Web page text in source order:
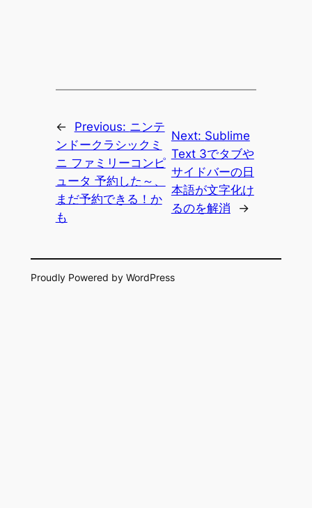
← Previous: ニンテ
ンドークラシックミ
ニ ファミリーコンピ
ュータ 予約した～、
まだ予約できる！か
も
Next: Sublime
Text 3でタブや
サイドバーの日
本語が文字化け
るのを解消
→
Proudly Powered by WordPress